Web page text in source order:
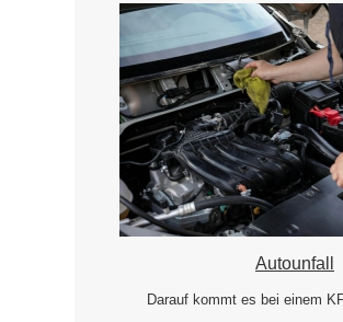
Autounfall
Darauf kommt es bei einem